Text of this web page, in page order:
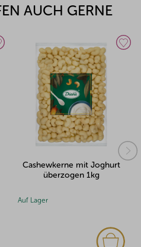
AUCH GERNE
Cashewkerne mit Joghurt
überzogen 500g
Auf Lager